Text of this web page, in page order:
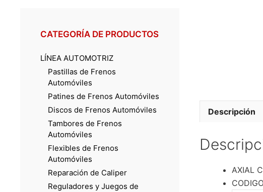
Descripción
AXIAL
CATEGORÍA DE PRODUCTOS
LÍNEA AUTOMOTRIZ
Pastillas de Frenos
Automóviles
Patines de Frenos Automóviles
Discos de Frenos Automóviles
Tambores de Frenos
Automóviles
Flexibles de Frenos
Automóviles
Reparación de Caliper
Reguladores y Juegos de